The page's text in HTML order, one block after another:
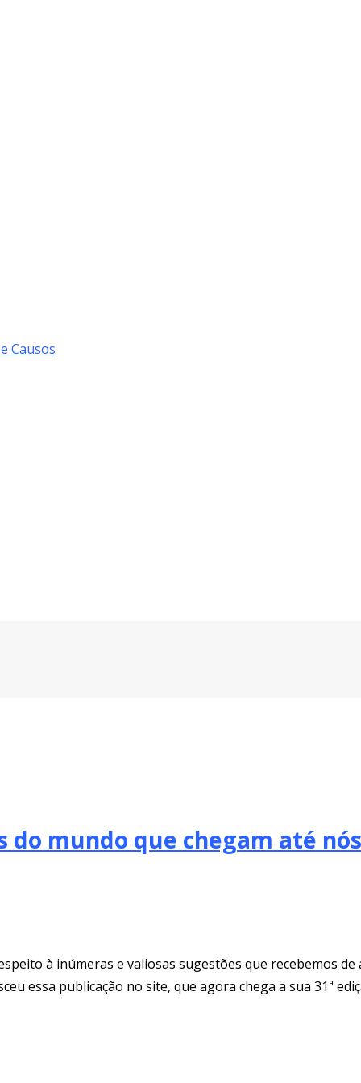
Causos
do mundo que chegam até nós
à inúmeras e valiosas sugestões que recebemos
essa publicação no site, que agora chega a sua 31ª